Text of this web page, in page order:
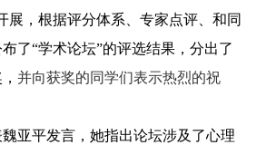
展，根据评分体系、专家点评、和同
了“学术论坛”的评选结果，分出了
并向获奖的同学们表示热烈的祝
亚平发言，她指出论坛涉及了心理